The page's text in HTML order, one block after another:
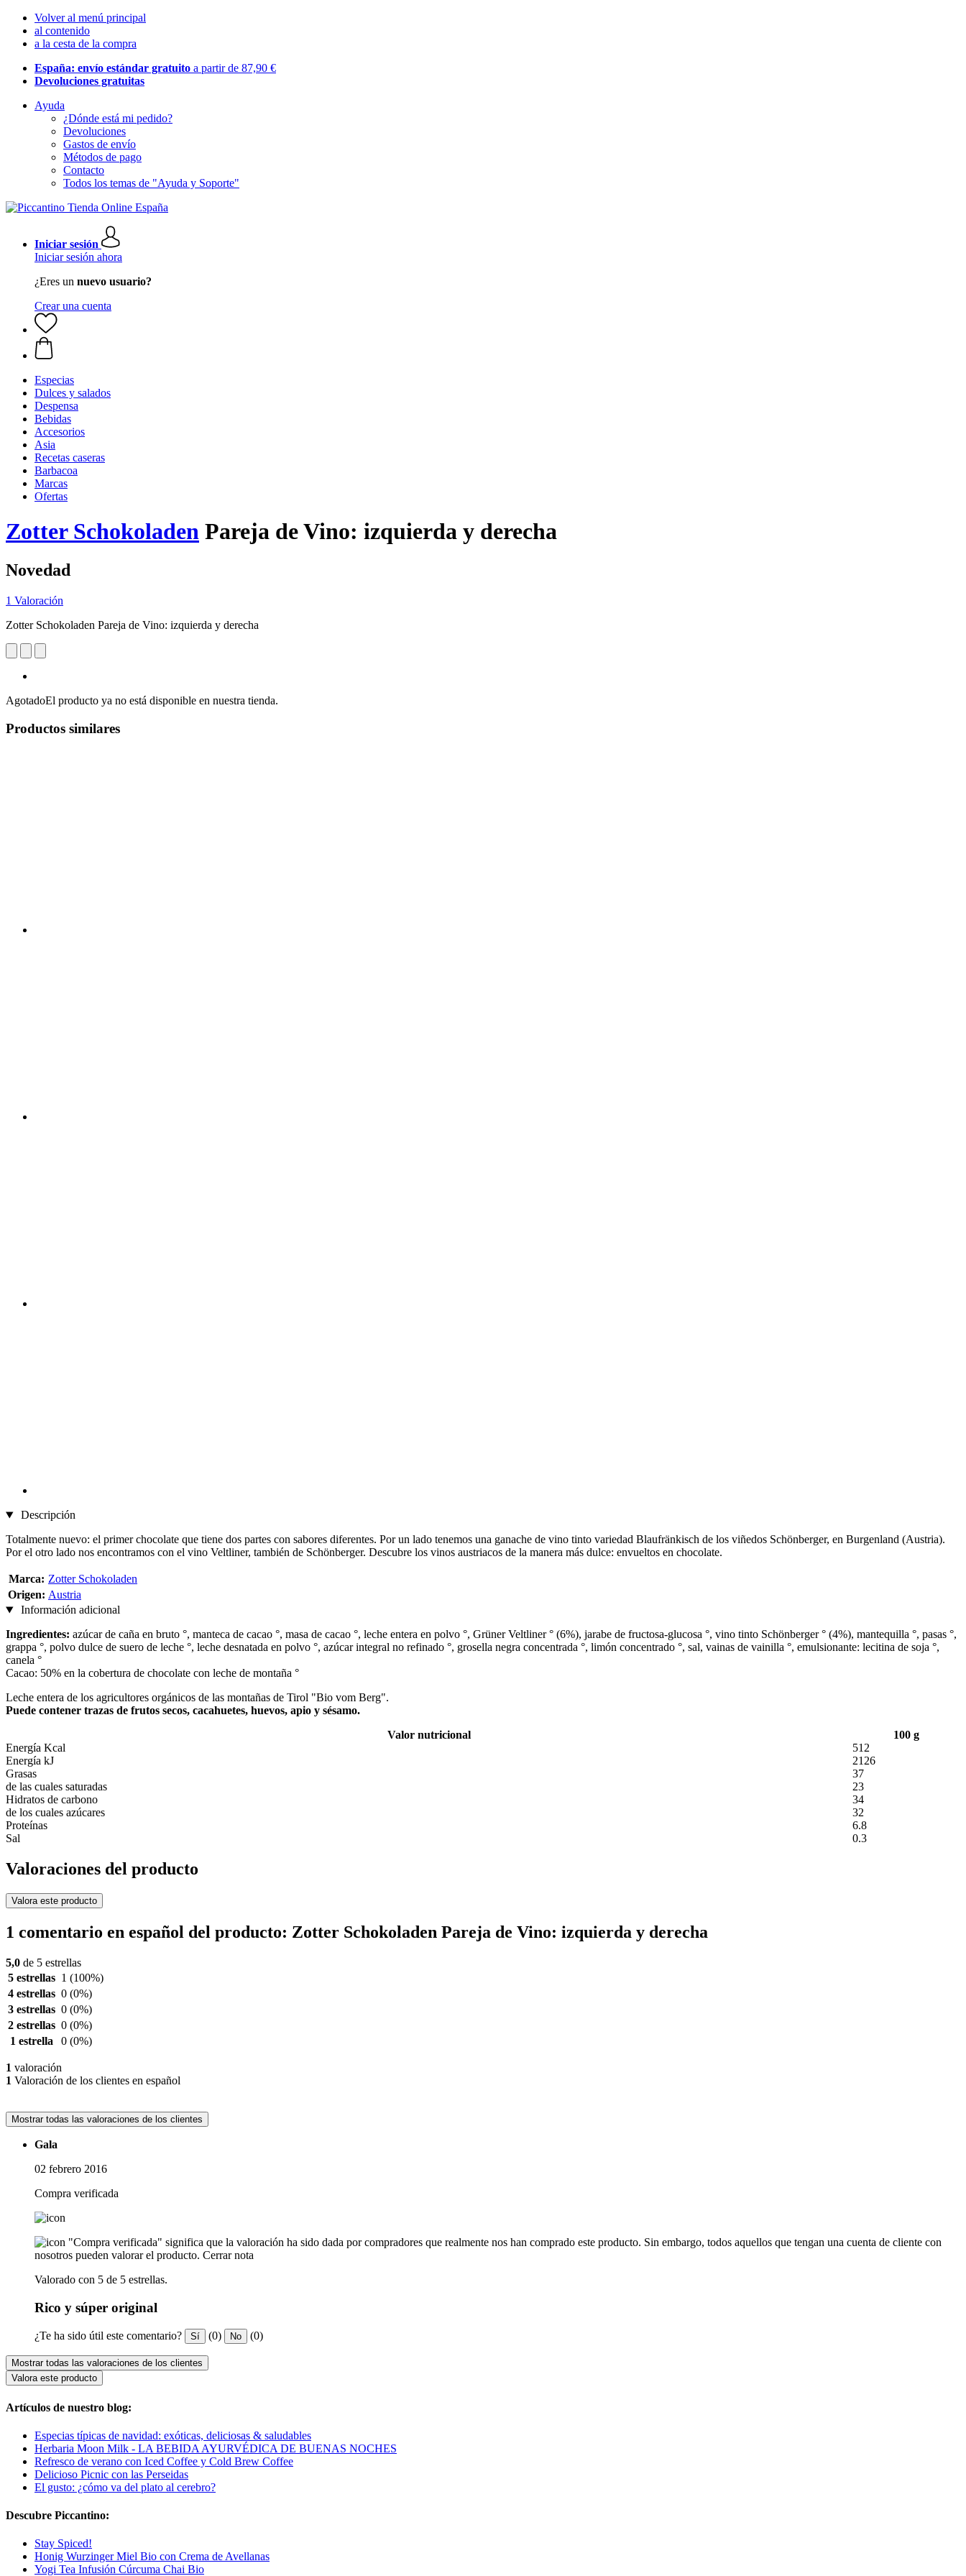
Volver al menú principal
al contenido
a la cesta de la compra
España: envío estándar gratuito a partir de 87,90 €
Devoluciones gratuitas
Ayuda
¿Dónde está mi pedido?
Devoluciones
Gastos de envío
Métodos de pago
Contacto
Todos los temas de "Ayuda y Soporte"
Iniciar sesión
Iniciar sesión ahora
¿Eres un nuevo usuario?
Crear una cuenta
Especias
Dulces y salados
Despensa
Bebidas
Accesorios
Asia
Recetas caseras
Barbacoa
Marcas
Ofertas
Zotter Schokoladen Pareja de Vino: izquierda y derecha
Novedad
1 Valoración
Zotter Schokoladen Pareja de Vino: izquierda y derecha
AgotadoEl producto ya no está disponible en nuestra tienda.
Productos similares
Descripción
Totalmente nuevo: el primer chocolate que tiene dos partes con sabores diferentes. Por un lado tenemos una ganache de vino tinto variedad Blaufränkisch de los viñedos Schönberger, en Burgenland (Austria).
Por el otro lado nos encontramos con el vino Veltliner, también de Schönberger. Descubre los vinos austriacos de la manera más dulce: envueltos en chocolate.
Marca: Zotter Schokoladen
Origen: Austria
Información adicional
Ingredientes: azúcar de caña en bruto °, manteca de cacao °, masa de cacao °, leche entera en polvo °, Grüner Veltliner ° (6%), jarabe de fructosa-glucosa °, vino tinto Schönberger ° (4%), mantequilla °, pasas °,
grappa °, polvo dulce de suero de leche °, leche desnatada en polvo °, azúcar integral no refinado °, grosella negra concentrada °, limón concentrado °, sal, vainas de vainilla °, emulsionante: lecitina de soja °,
canela °
Cacao: 50% en la cobertura de chocolate con leche de montaña °
Leche entera de los agricultores orgánicos de las montañas de Tirol "Bio vom Berg".
Puede contener trazas de frutos secos, cacahuetes, huevos, apio y sésamo.
Valor nutricional
100 g
Energía Kcal
512
Energía kJ
2126
Grasas
37
de las cuales saturadas
23
Hidratos de carbono
34
de los cuales azúcares
32
Proteínas
6.8
Sal
0.3
Valoraciones del producto
Valora este producto
1 comentario en español del producto: Zotter Schokoladen Pareja de Vino: izquierda y derecha
5,0 de 5 estrellas
5 estrellas 1 (100%)
4 estrellas 0 (0%)
3 estrellas 0 (0%)
2 estrellas 0 (0%)
1 estrella
0 (0%)
1 valoración
1 Valoración de los clientes en español
Mostrar todas las valoraciones de los clientes
Gala
02 febrero 2016
Compra verificada
"Compra verificada" significa que la valoración ha sido dada por compradores que realmente nos han comprado este producto. Sin embargo, todos aquellos que tengan una cuenta de cliente con
nosotros pueden valorar el producto. Cerrar nota
Valorado con 5 de 5 estrellas.
Rico y súper original
¿Te ha sido útil este comentario? Sí (0) No (0)
Mostrar todas las valoraciones de los clientes
Valora este producto
Artículos de nuestro blog:
Especias típicas de navidad: exóticas, deliciosas & saludables
Herbaria Moon Milk - LA BEBIDA AYURVÉDICA DE BUENAS NOCHES
Refresco de verano con Iced Coffee y Cold Brew Coffee
Delicioso Picnic con las Perseidas
El gusto: ¿cómo va del plato al cerebro?
Descubre Piccantino:
Stay Spiced!
Honig Wurzinger Miel Bio con Crema de Avellanas
Yogi Tea Infusión Cúrcuma Chai Bio